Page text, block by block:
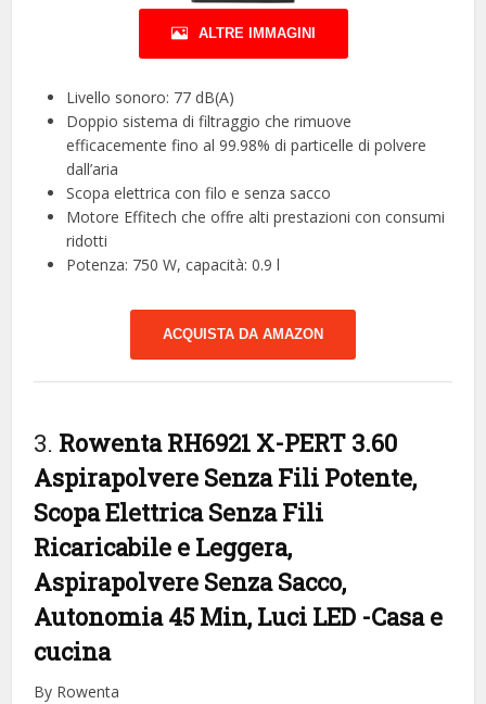
ALTRE IMMAGINI
Livello sonoro: 77 dB(A)
Doppio sistema di filtraggio che rimuove
efficacemente fino al 99.98% di particelle di polvere
dall’aria
Scopa elettrica con filo e senza sacco
Motore Effitech che offre alti prestazioni con consumi
ridotti
Potenza: 750 W, capacità: 0.9 l
ACQUISTA DA AMAZON
3. Rowenta RH6921 X-PERT 3.60
Aspirapolvere Senza Fili Potente,
Scopa Elettrica Senza Fili
Ricaricabile e Leggera,
Aspirapolvere Senza Sacco,
Autonomia 45 Min, Luci LED -Casa e
cucina
By Rowenta